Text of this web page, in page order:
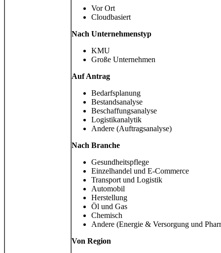
Vor Ort
Cloudbasiert
Nach Unternehmenstyp
KMU
Große Unternehmen
Auf Antrag
Bedarfsplanung
Bestandsanalyse
Beschaffungsanalyse
Logistikanalytik
Andere (Auftragsanalyse)
Nach Branche
Gesundheitspflege
Einzelhandel und E-Commerce
Transport und Logistik
Automobil
Herstellung
Öl und Gas
Chemisch
Andere (Energie & Versorgung und
Von Region